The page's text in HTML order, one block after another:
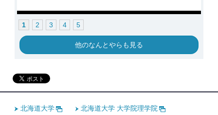
1 2 3 4 5
他のなんとやらも見る
北海道大学 北海道大学 大学院理学院